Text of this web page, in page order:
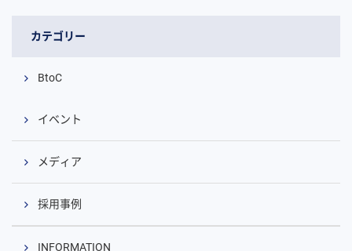
カテゴリー
BtoC
イベント
メディア
採用事例
INFORMATION